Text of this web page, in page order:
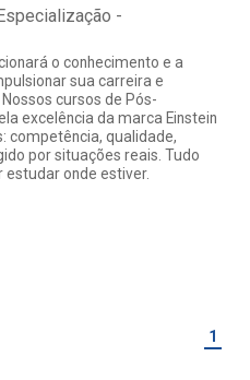
o conhecimento e a
sua carreira e
cursos de Pós-
excelência da marca Einstein
competência, qualidade,
por situações reais. Tudo
onde estiver.
1